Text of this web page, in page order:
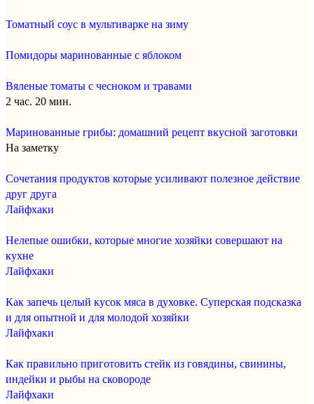
Томатный соус в мультиварке на зиму
Помидоры маринованные с яблоком
Вяленые томаты с чесноком и травами
2 час. 20 мин.
Маринованные грибы: домашний рецепт вкусной заготовки
На заметку
Сочетания продуктов которые усиливают полезное действие
друг друга
Лайфхаки
Нелепые ошибки, которые многие хозяйки совершают на
кухне
Лайфхаки
Как запечь целый кусок мяса в духовке. Суперская подсказка
и для опытной и для молодой хозяйки
Лайфхаки
Как правильно приготовить стейк из говядины, свинины,
индейки и рыбы на сковороде
Лайфхаки